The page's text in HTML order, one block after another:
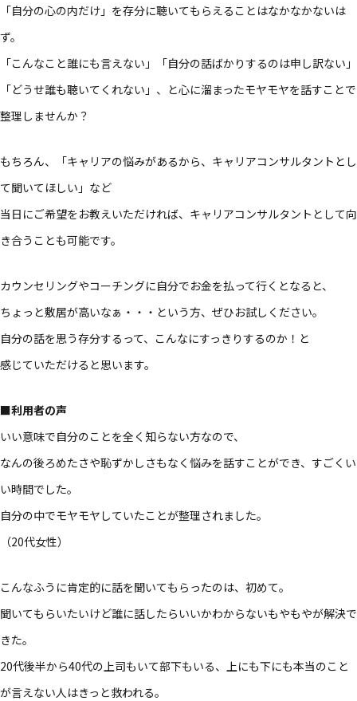
「自分の​心の​内だけ」を​存分に​聴いて​もらえる​ことは​なかなかないは
ず。​
「こんな​こと誰にも​言えない」​「自分の​話ばかりするのは​申し訳ない」​
「どうせ誰も​聴いてくれない」、と心に​溜まった​モヤモヤを​話す​ことで​
整理しませんか？​
もちろん、​「キャリアの​悩みが​あるから、​キャリアコンサルタントと​し
て​聞いて​ほしい」など​
当日に​ご希望を​お教えいただければ、​キャリアコンサルタントと​して​向
き合うことも​可能です。​
カウンセリングや​コーチングに​自分で​お金を​払って​行くとなると、​
ちょっと​敷居が​高いなぁ・・・と​いう方、​ぜひ​お試しください。​
自分の​話を​思う​存分するって、​こんなに​すっきりするのか！と​
感じていただけると​思います。​
■利用者の​声
いい​意味で​自分の​ことを​全く​知らない方なので、​
なんの​後ろめたさや​恥ずかしさもなく​悩みを​話すことができ、​すごく​い
い​時間でした。​
自分の​中で​モヤモヤしていた​ことが​整理されました。​
（20​代女性）​
こんな​ふうに​肯定的に​話を​聞いて​もらったのは、​初めて。​
聞いて​もらいたいけど誰に​話したら​いいかわからないも​やも​やが​解決で
きた。​
20代後​半から​40代の​上司もいて​部下も​いる、​上にも​下にも​本当の​こと
が​言えない​人は​きっと​救われる。​